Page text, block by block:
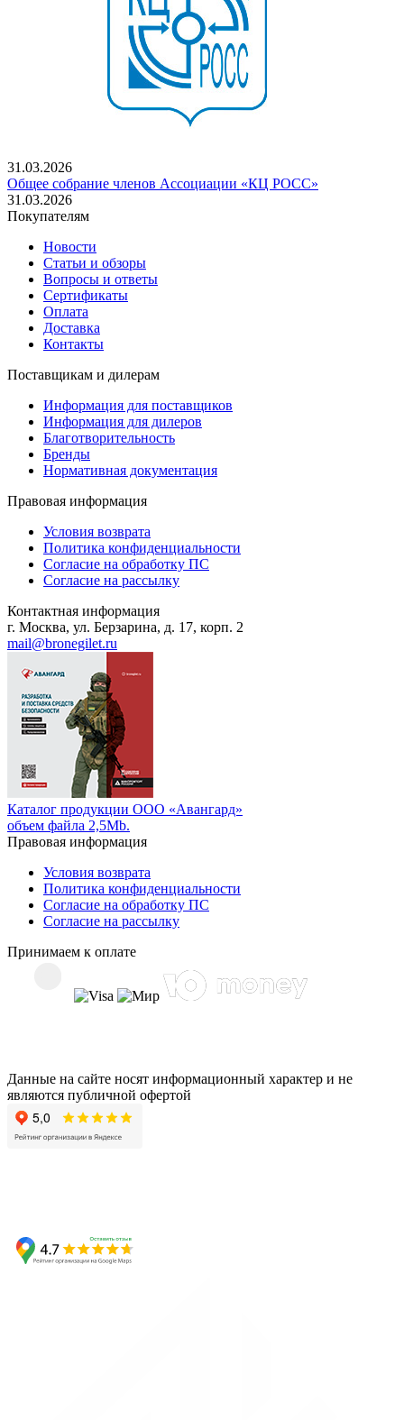
31.03.2026
Общее собрание членов Ассоциации «КЦ РОСС»
31.03.2026
Покупателям
Новости
Статьи и обзоры
Вопросы и ответы
Сертификаты
Оплата
Доставка
Контакты
Поставщикам и дилерам
Информация для поставщиков
Информация для дилеров
Благотворительность
Бренды
Нормативная документация
Правовая информация
Условия возврата
Политика конфиденциальности
Согласие на обработку ПС
Согласие на рассылку
Контактная информация
г. Москва, ул. Берзарина, д. 17, корп. 2
mail@bronegilet.ru
Каталог продукции ООО «Авангард»
объем файла 2,5Mb.
Правовая информация
Условия возврата
Политика конфиденциальности
Согласие на обработку ПС
Согласие на рассылку
Принимаем к оплате
Данные на сайте носят информационный характер и не
являются публичной офертой